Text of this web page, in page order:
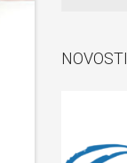
NOVOSTI